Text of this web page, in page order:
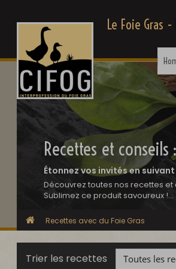
Le Foie Gras
Recettes et conseils
Étonnez vos invités en
Découvrez toutes nos recettes
Sublimez ce produit savoureux !...
Recettes avec du Foie Gras
Trier les recettes Toutes les